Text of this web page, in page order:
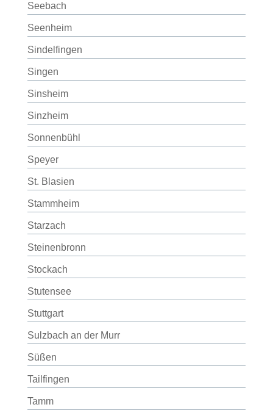
Seebach
Seenheim
Sindelfingen
Singen
Sinsheim
Sinzheim
Sonnenbühl
Speyer
St. Blasien
Stammheim
Starzach
Steinenbronn
Stockach
Stutensee
Stuttgart
Sulzbach an der Murr
Süßen
Tailfingen
Tamm